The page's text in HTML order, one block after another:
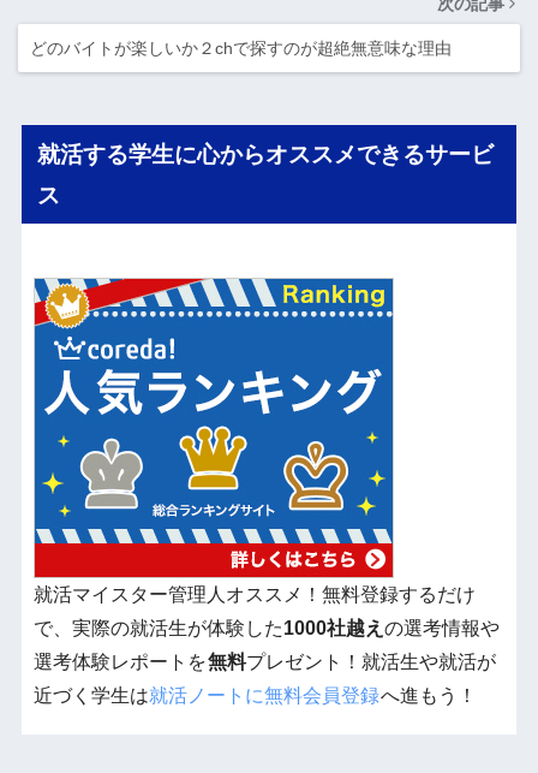
どのバイトが楽しいか２chで探すのが超絶無意味な理由
就活する学生に心からオススメできるサービ
ス
就活マイスター管理人オススメ！無料登録するだけ
で、実際の就活生が体験した1000社越え の選考情報や
選考体験レポートを無料プレゼント！就活生や就活が
近づく学生は就活ノートに無料会員登録へ進もう！